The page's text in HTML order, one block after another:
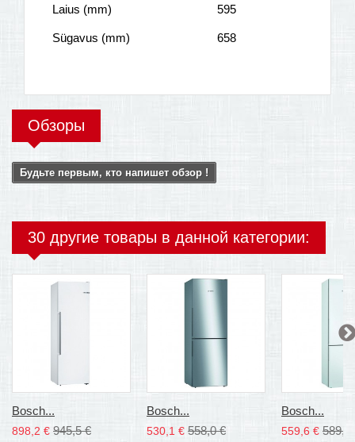
Laius (mm) 595
Sügavus (mm) 658
Обзоры
Будьте первым, кто напишет обзор !
30 другие товары в данной категории:
Bosch...
898,2 € 945,5 €
Bosch...
530,1 € 558,0 €
Bosch...
559,6 € 589,0